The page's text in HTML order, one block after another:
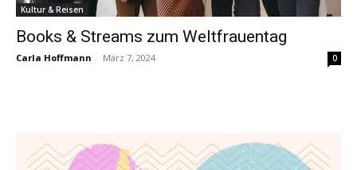
Kultur & Reisen
Books & Streams zum Weltfrauentag
Carla Hoffmann - März 7, 2024 0